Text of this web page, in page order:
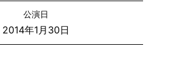
公演日
2014年1月30日